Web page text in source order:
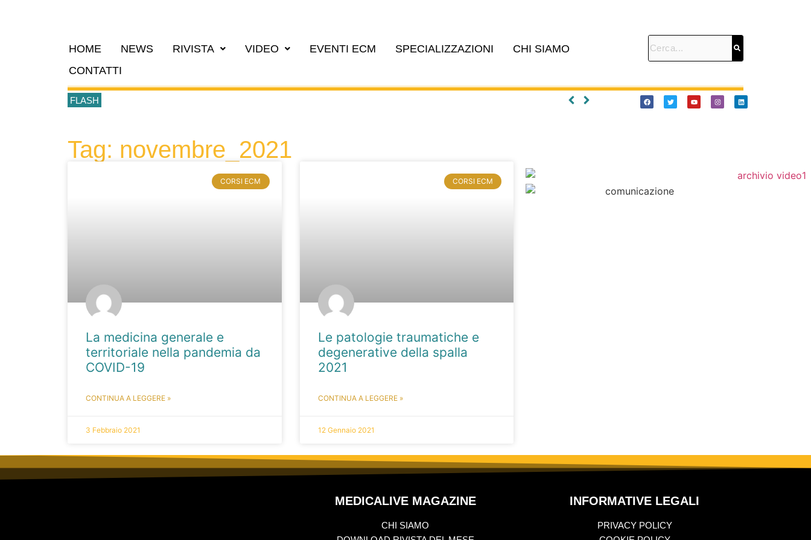
HOME NEWS RIVISTA VIDEO EVENTI ECM SPECIALIZZAZIONI
CHI SIAMO
CONTATTI
FLASH
Tag: novembre_2021
CORSI ECM
La medicina generale e
territoriale nella pandemia da
COVID-19
CONTINUA A LEGGERE »
3 Febbraio 2021
CORSI ECM
Le patologie traumatiche e
degenerative della spalla
2021
CONTINUA A LEGGERE »
12 Gennaio 2021
MEDICALIVE MAGAZINE
CHI SIAMO
INFORMATIVE LEGALI
PRIVACY POLICY